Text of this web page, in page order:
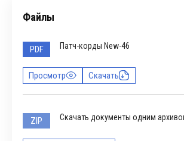
Файлы
PDF Патч-корды New-46
Просмотр Скачать
ZIP Скачать документы одним